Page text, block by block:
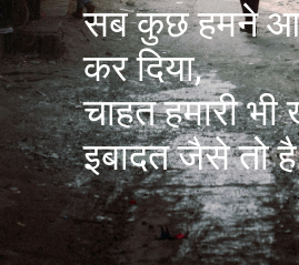
सब कुछ हमने
कर दिया,
चाहत हमारी भी
इबादत जैसे तो